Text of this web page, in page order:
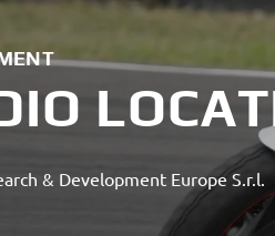
& Development Europe S.r.l.